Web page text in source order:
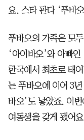
요. 스타 판다 ‘푸바
푸바오의 가족은 모
‘아이바오’와 아빠
한국에서 최초로 태
는 푸바오에 이어 3년
바오’도 낳았죠. 이
여동생을 갖게 됐어